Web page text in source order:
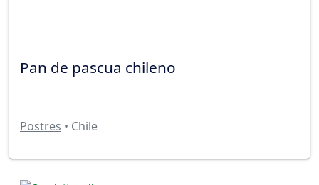
Pan de pascua chileno
Postres • Chile